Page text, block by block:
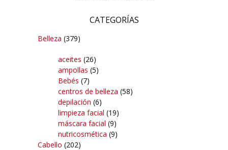
CATEGORÍAS
Belleza (379)
aceites (26)
ampollas (5)
Bebés (7)
centros de belleza (58)
depilación (6)
limpieza facial (19)
máscara facial (9)
nutricosmética (9)
Cabello (202)